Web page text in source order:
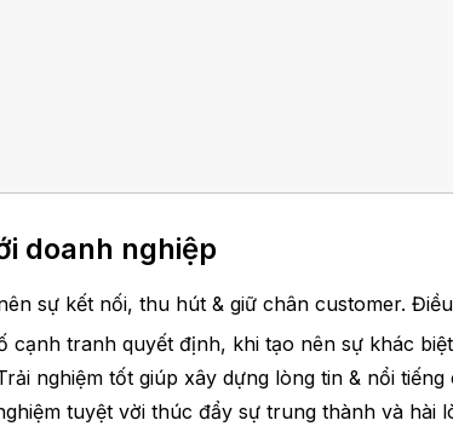
doanh nghiệp
sự kết nối, thu hút & giữ chân customer.
cạnh tranh quyết định, khi tạo nên sự khác
nghiệm tốt giúp xây dựng lòng tin & nổi tiếng
tuyệt vời thúc đẩy sự trung thành và hài